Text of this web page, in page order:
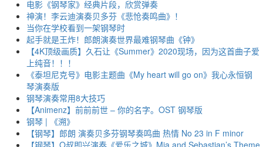
电影《钢琴家》经典片段，欣赏弹奏
神演！李云迪演奏贝多芬《悲怆奏鸣曲》！
当你在学校看到一架钢琴时
起手就是王炸！郎朗演奏世界最难钢琴曲《钟》
【4K顶级画质】久石让《Summer》2020现场，因为这首曲子爱
上纯音！！！
《泰坦尼克号》电影主题曲《My heart will go on》我心永恒钢
琴演奏版
钢琴演奏常用8大技巧
【Animenz】前前前世 – 你的名字。OST 钢琴版
钢琴 | 《溯》
【钢琴】郎朗 演奏贝多芬钢琴奏鸣曲 热情 No 23 in F minor
【钢琴】O叔即兴演奏《爱乐之城》Mia and Sebastian’s Theme